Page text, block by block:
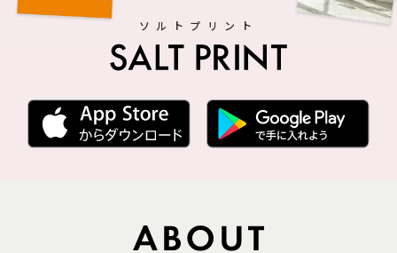
ソルトプリント